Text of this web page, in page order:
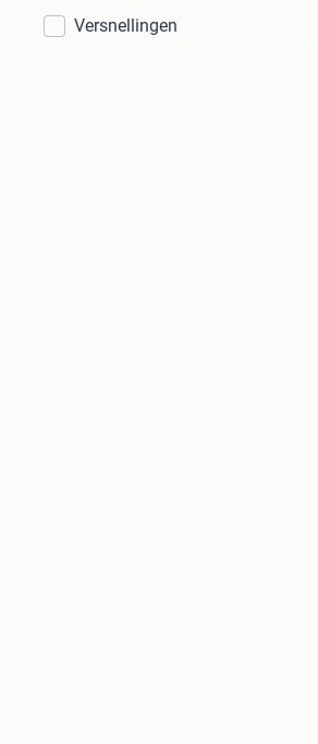
Versnellingen